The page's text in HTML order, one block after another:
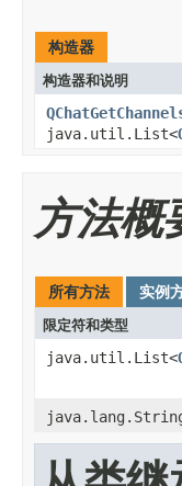
构造器
构造器和说明
java.util.List<
方法概
所有方法 实例
限定符和类型
java.util.List<